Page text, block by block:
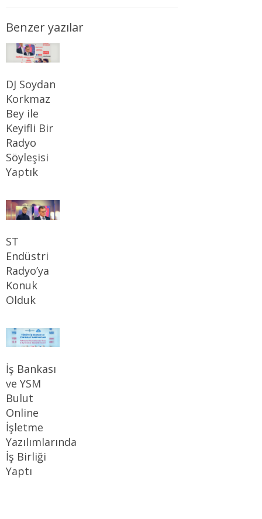
Benzer yazılar
DJ Soydan
Korkmaz
Bey ile
Keyifli Bir
Radyo
Söyleşisi
Yaptık
ST
Endüstri
Radyo’ya
Konuk
Olduk
İş Bankası
ve YSM
Bulut
Online
İşletme
Yazılımlarında
İş Birliği
Yaptı